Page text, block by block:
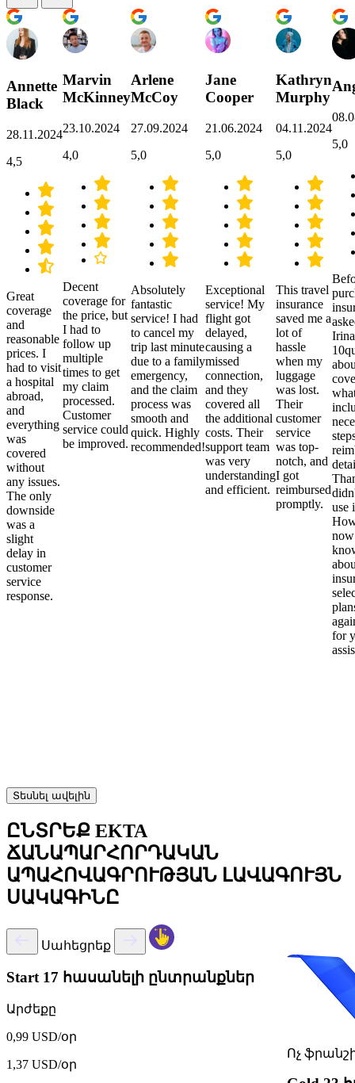
Annette
Black
28.11.2024
4,5
Great
coverage
and
reasonable
prices. I
had to visit
a hospital
abroad,
and
everything
was
covered
without
any issues.
The only
downside
was a
slight
delay in
customer
service
response.
Marvin
McKinney
23.10.2024
4,0
Decent
coverage for
the price, but
I had to
follow up
multiple
times to get
my claim
processed.
Customer
service could
be improved.
Arlene
McCoy
27.09.2024
5,0
Absolutely
fantastic
service! I had
to cancel my
trip last minute
due to a family
emergency,
and the claim
process was
smooth and
quick. Highly
recommended!
Jane
Cooper
21.06.2024
5,0
Exceptional
service! My
flight got
delayed,
causing a
missed
connection,
and they
covered all
the additional
costs. Their
support team
was very
understanding
and efficient.
Kathryn
Murphy
04.11.2024
5,0
This travel
insurance
saved me a
lot of
hassle
when my
luggage
was lost.
Their
customer
service
was top-
notch, and
I got
reimbursed
promptly.
5,0
use
for
Տեսնել ավելին
ԸՆՏՐԵՔ EKTA
ՃԱՆԱՊԱՐՀՈՐԴԱԿԱՆ
ԱՊԱՀՈՎԱԳՐՈՒԹՅԱՆ ԼԱՎԱԳՈՒՅՆ
ՍԱԿԱԳԻՆԸ
Սահեցրեք
Start 17 հասանելի ընտրանքներ
Արժեքը
0,99 USD/օր
1,37 USD/օր
Ոչ